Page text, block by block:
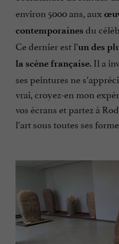
environ 5000 ans, aux
contemporaines du
Ce dernier est l’un des
la scène française. Il a
ses peintures ne
vrai, croyez-en mon
vos écrans et partez à
l’art sous toutes ses